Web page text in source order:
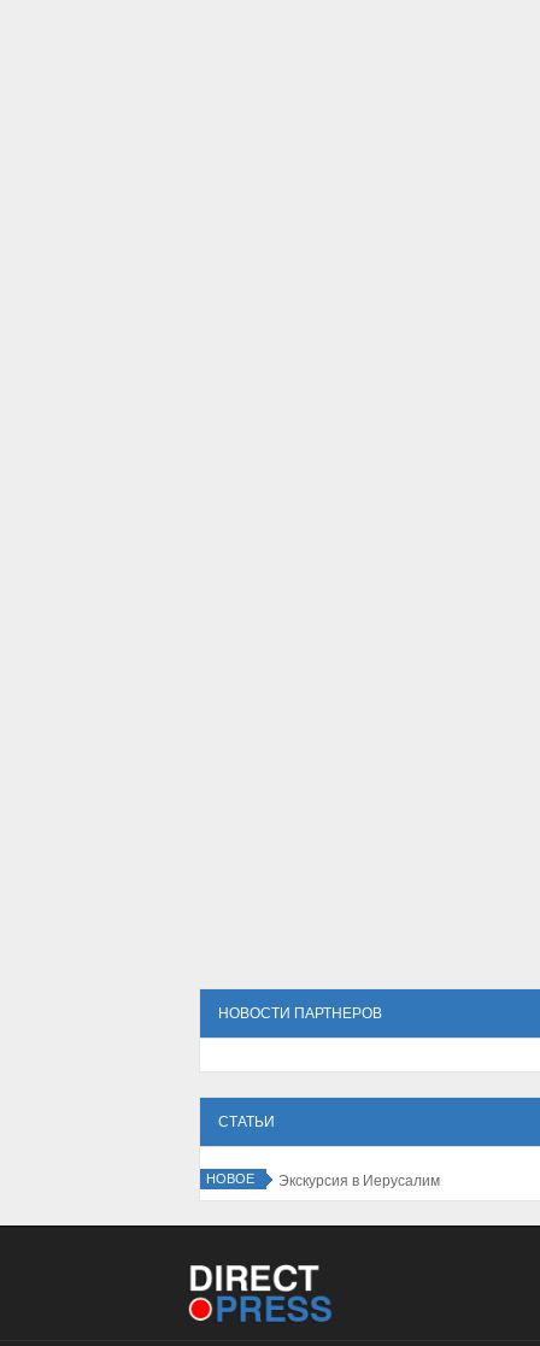
НОВОСТИ ПАРТНЕРОВ
СТАТЬИ
НОВОЕ Экскурсия в Иерусалим